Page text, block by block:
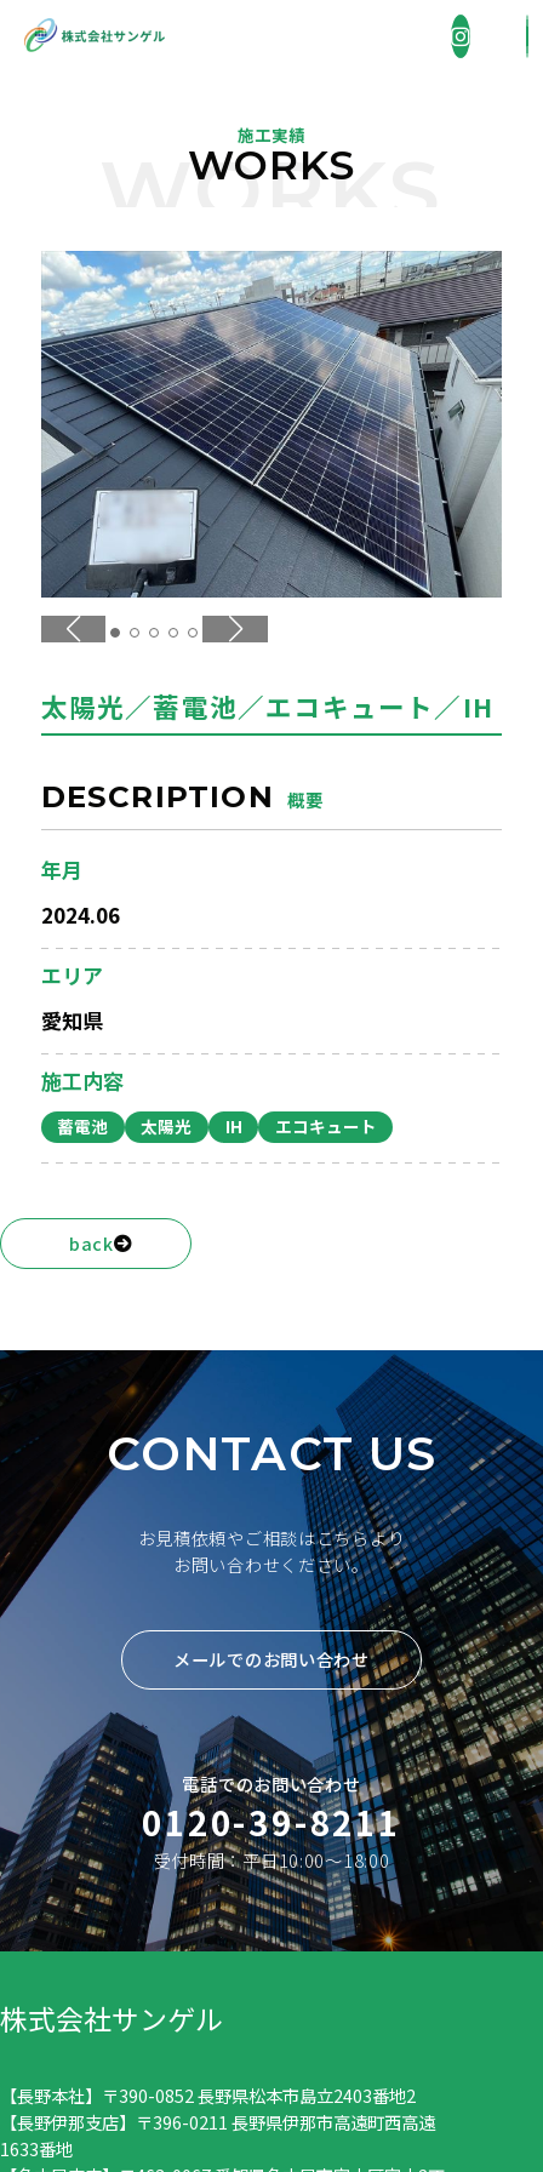
COMPANY
BUSINESS
事業内容
省エネ機器販売・施工
住宅総合リフォーム
外壁洗浄
エアコンクリーニング
WORKS
施工実績
RECRUIT
採用情報
CONTACT
お問い合わせ
お知らせ
施工実績
WORKS
WORKS
太陽光／蓄電池／エコキュート／IH
DESCRIPTION 概要
年月
2024.06
エリア
愛知県
施工内容
蓄電池 太陽光 IH エコキュート
back
CONTACT US
お見積依頼やご相談はこちらより
お問い合わせください。
メールでのお問い合わせ
電話でのお問い合わせ
0120-39-8211
受付時間：平日10:00〜18:00
株式会社サンゲル
【長野本社】〒390-0852 長野県松本市島立2403番地2
【長野伊那支店】〒396-0211 長野県伊那市高遠町西高遠
1633番地